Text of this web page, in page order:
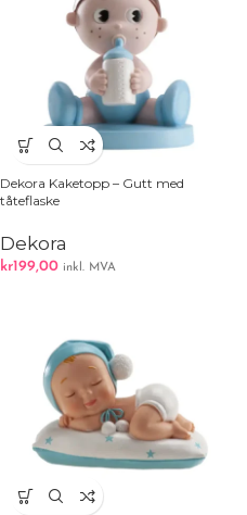
Dekora Kaketopp – Gutt med
tåteflaske
Dekora
kr199,00 inkl. MVA